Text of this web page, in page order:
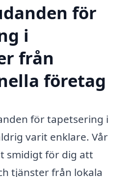
för
i
från
företag
för tapetsering i
varit enklare. Vår
smidigt för dig att
tjänster från lokala